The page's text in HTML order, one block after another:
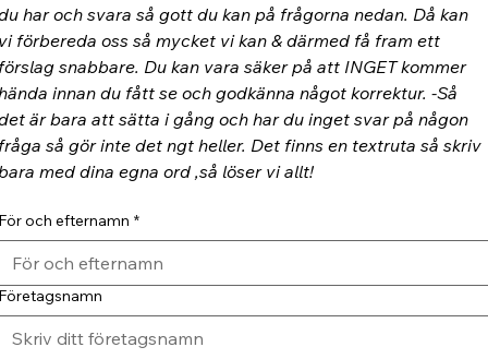
har och svara så gott du kan på frågorna nedan. Då kan
förbereda oss så mycket vi kan & därmed få fram ett
snabbare. Du kan vara säker på att INGET kommer
innan du fått se och godkänna något korrektur. -Så
är bara att sätta i gång och har du inget svar på någon
så gör inte det ngt heller. Det finns en textruta så skriv
med dina egna ord ,så löser vi allt!
och efternamn *